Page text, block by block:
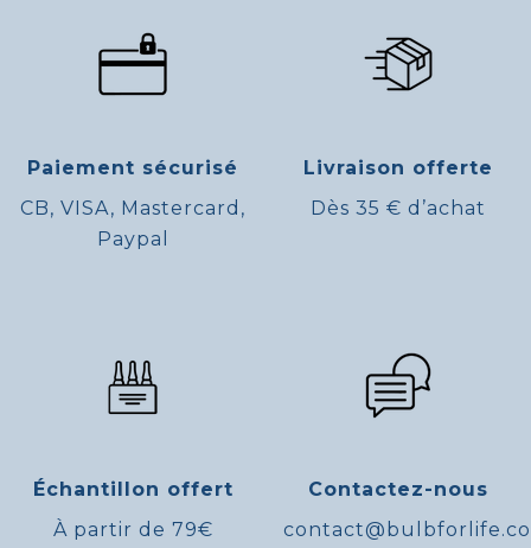
Paiement sécurisé
CB, VISA, Mastercard,
Paypal
Livraison offerte
Dès 35 € d’achat
Échantillon offert
À partir de 79€
Contactez-nous